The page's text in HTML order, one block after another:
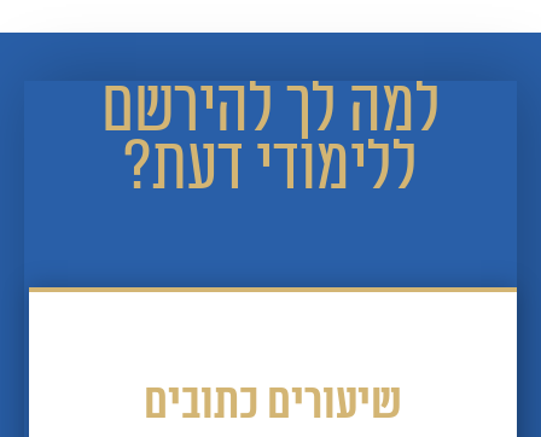
למה לך להירשם
ללימודי דעת?
שיעורים כתובים